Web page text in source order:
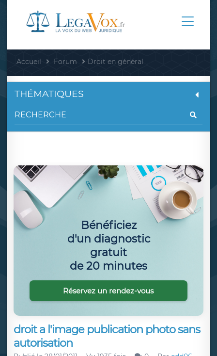
Accueil Forum Droit en général
droit a l'image publication photo sans
autorisation
THÉMATIQUES
Bénéficiez
d'un diagnostic
gratuit
de 20 minutes
Réservez un rendez-vous